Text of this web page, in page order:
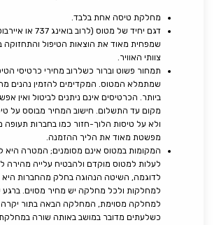
מחלקת טיסה אחת בלבד.
שמפחית מאוד את הוצאות הטיפול והתחזוקה
צוותי האוויר.
תמחור פשוט וברור כשלרוב מחירי כרטיסי
שמתמלא המטוס. המקדימים להזמין נהנים
ביותר. הכרטיסים אינם ניתנים לביטול ואין
מקום עד התשלום. חישוב המחיר מבוסס על
ולא על טיסות הלוך-חזור כמו בחברות תעופה
מפשטת מאוד את הליך ההזמנה.
המקומות במטוס אינם מסומנים; המטרה היא
לעלות למטוס מוקדם ולהבטיח עלייה מהירה
לדוגמה, השיטה הנהוגה בחלק מהחברות
למחלקות ולכל מחלקה יש מחיר מסוים.
למחלקה מסוימת, המחלקה הבאה בתור יקרה
כשלעתים מדובר במושב באותה שורה במחלקת